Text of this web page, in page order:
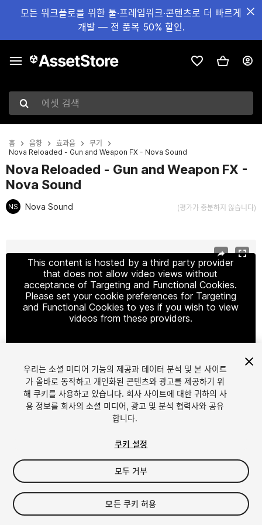
모든 워크플로를 위한 툴·프레임워크·콘텐츠로 더 빠르게
개발 — 전 품목 50% 할인.
에셋 검색
홈 음향 효과음
무기
Nova Reloaded - Gun and Weapon FX - Nova Sound
Nova Reloaded - Gun and Weapon FX -
Nova Sound
NS Nova Sound (평가가 충분하지 않습니다)
This content is hosted by a third party provider
that does not allow video views without
acceptance of Targeting and Functional Cookies.
Please set your cookie preferences for Targeting
and Functional Cookies to yes if you wish to view
videos from these providers.
Cookie Settings
1/ 5
$9.99
세금/부가세는 결제 시 반영됩니다.
우리는 소셜 미디어 기능의 제공과 데이터 분석 및 본 사이트
가 올바로 동작하고 개인화된 콘텐츠와 광고를 제공하기 위
해 쿠키를 사용하고 있습니다. 회사 사이트에 대한 귀하의 사
용 정보를 회사의 소셜 미디어, 광고 및 분석 협력사와 공유
합니다.
쿠키 설정
모두 거부
모든 쿠키 허용